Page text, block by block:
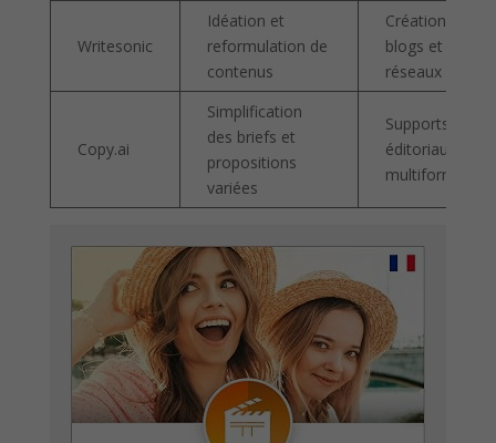
Writesonic
Idéation et
reformulation de
contenus
Création de
blogs et
réseaux
Copy.ai
Simplification
des briefs et
propositions
variées
Supports
éditoriaux
multiformats